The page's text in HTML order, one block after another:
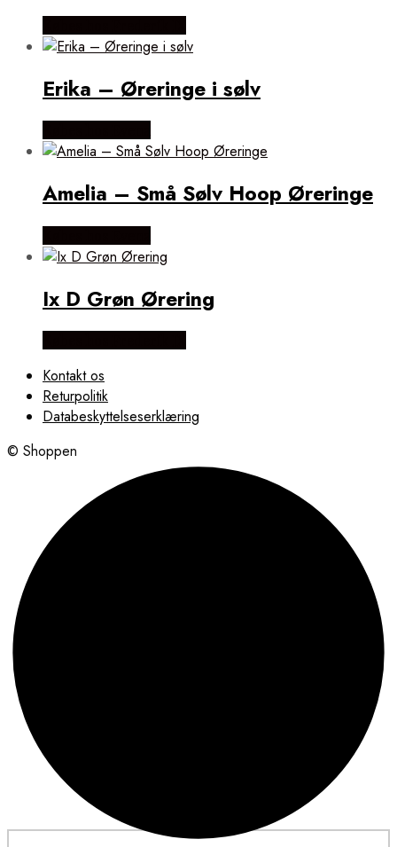
Erika – Øreringe i sølv
Amelia – Små Sølv Hoop Øreringe
Ix D Grøn Ørering
Kontakt os
Returpolitik
Databeskyttelseserklæring
© Shoppen